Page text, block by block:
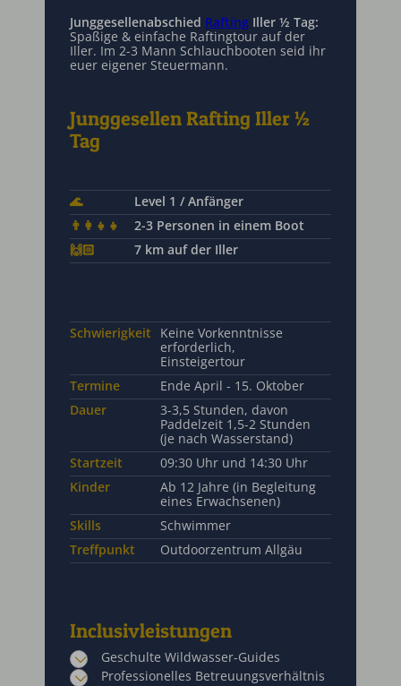
Junggesellenabschied Rafting Iller ½ Tag:
Spaßige & einfache Raftingtour auf der
Iller. Im 2-3 Mann Schlauchbooten seid ihr
euer eigener Steuermann.
Junggesellen Rafting Iller ½
Tag
🌊
Level 1 / Anfänger
👨‍👩‍👧‍👧
2-3 Personen in einem Boot
🙌🏻
7 km auf der Iller
Schwierigkeit
Keine Vorkenntnisse
erforderlich,
Einsteigertour
Termine
Ende April - 15. Oktober
Dauer
3-3,5 Stunden, davon
Paddelzeit 1,5-2 Stunden
(je nach Wasserstand)
Startzeit
09:30 Uhr und 14:30 Uhr
Kinder
Ab 12 Jahre (in Begleitung
eines Erwachsenen)
Skills
Schwimmer
Treffpunkt
Outdoorzentrum Allgäu
Inclusivleistungen
Geschulte Wildwasser-Guides
Professionelles Betreuungsverhältnis